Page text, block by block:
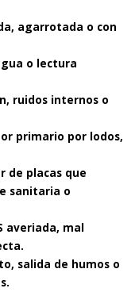
agarrotada o con
o lectura
ruidos internos o
primario por lodos,
de placas que
sanitaria o
averiada, mal
salida de humos o